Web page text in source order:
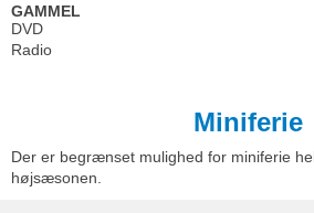
GAMMEL
DVD
Radio
Miniferie
Der er begrænset mulighed for miniferie
højsæsonen.